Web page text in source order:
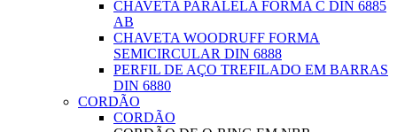
CHAVETA PARALELA FORMA C DIN 6885
AB
CHAVETA WOODRUFF FORMA
SEMICIRCULAR DIN 6888
PERFIL DE AÇO TREFILADO EM BARRAS
DIN 6880
CORDÃO
CORDÃO